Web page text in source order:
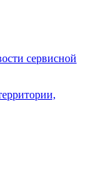
сервисной